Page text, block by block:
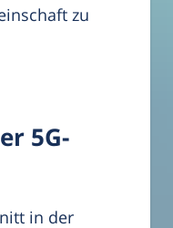
zu
5G-
in der